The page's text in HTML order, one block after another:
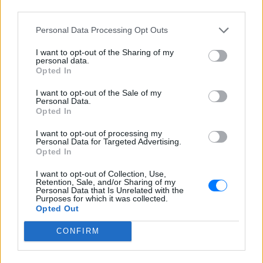
Personal Data Processing Opt Outs
I want to opt-out of the Sharing of my
personal data.
Opted In
I want to opt-out of the Sale of my
Personal Data.
Opted In
I want to opt-out of processing my
Personal Data for Targeted Advertising.
Opted In
I want to opt-out of Collection, Use,
Retention, Sale, and/or Sharing of my
Personal Data that Is Unrelated with the
Purposes for which it was collected.
Opted Out
CONFIRM
ΣΤΗΝ ΙΔΙΑ ΚΑΤΗΓΟΡΙΑ
ΗΠΑ: 15χρονος με στολή
λεωφορείου – Βίντεο του
δράστη γίνεται viral
Ο έφηβος δράστης μαχαίρωσε
επανειλημμένα τον 78χρονο Τζον Γουέσλι
Αλεν σε στάση λεωφορείου, με
κατάθεση του οδηγού –